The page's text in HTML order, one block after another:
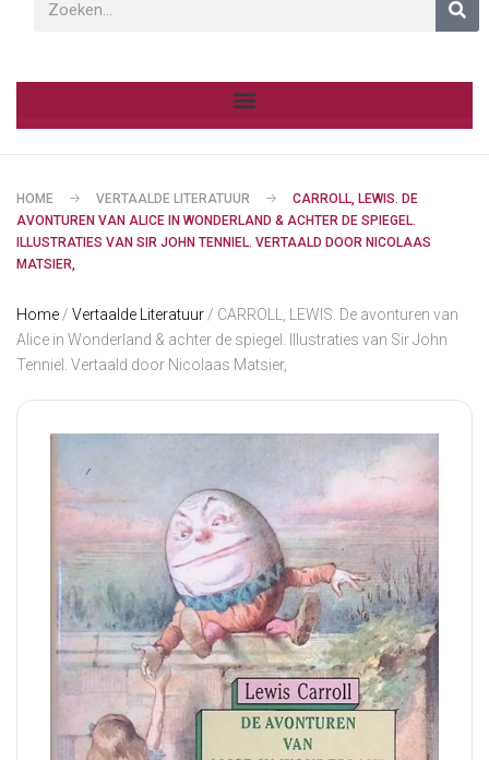
HOME VERTAALDE LITERATUUR
CARROLL, LEWIS. DE
AVONTUREN VAN ALICE IN WONDERLAND & ACHTER DE SPIEGEL.
ILLUSTRATIES VAN SIR JOHN TENNIEL. VERTAALD DOOR NICOLAAS
MATSIER,
Home / Vertaalde Literatuur / CARROLL, LEWIS. De avonturen van
Alice in Wonderland & achter de spiegel. Illustraties van Sir John
Tenniel. Vertaald door Nicolaas Matsier,